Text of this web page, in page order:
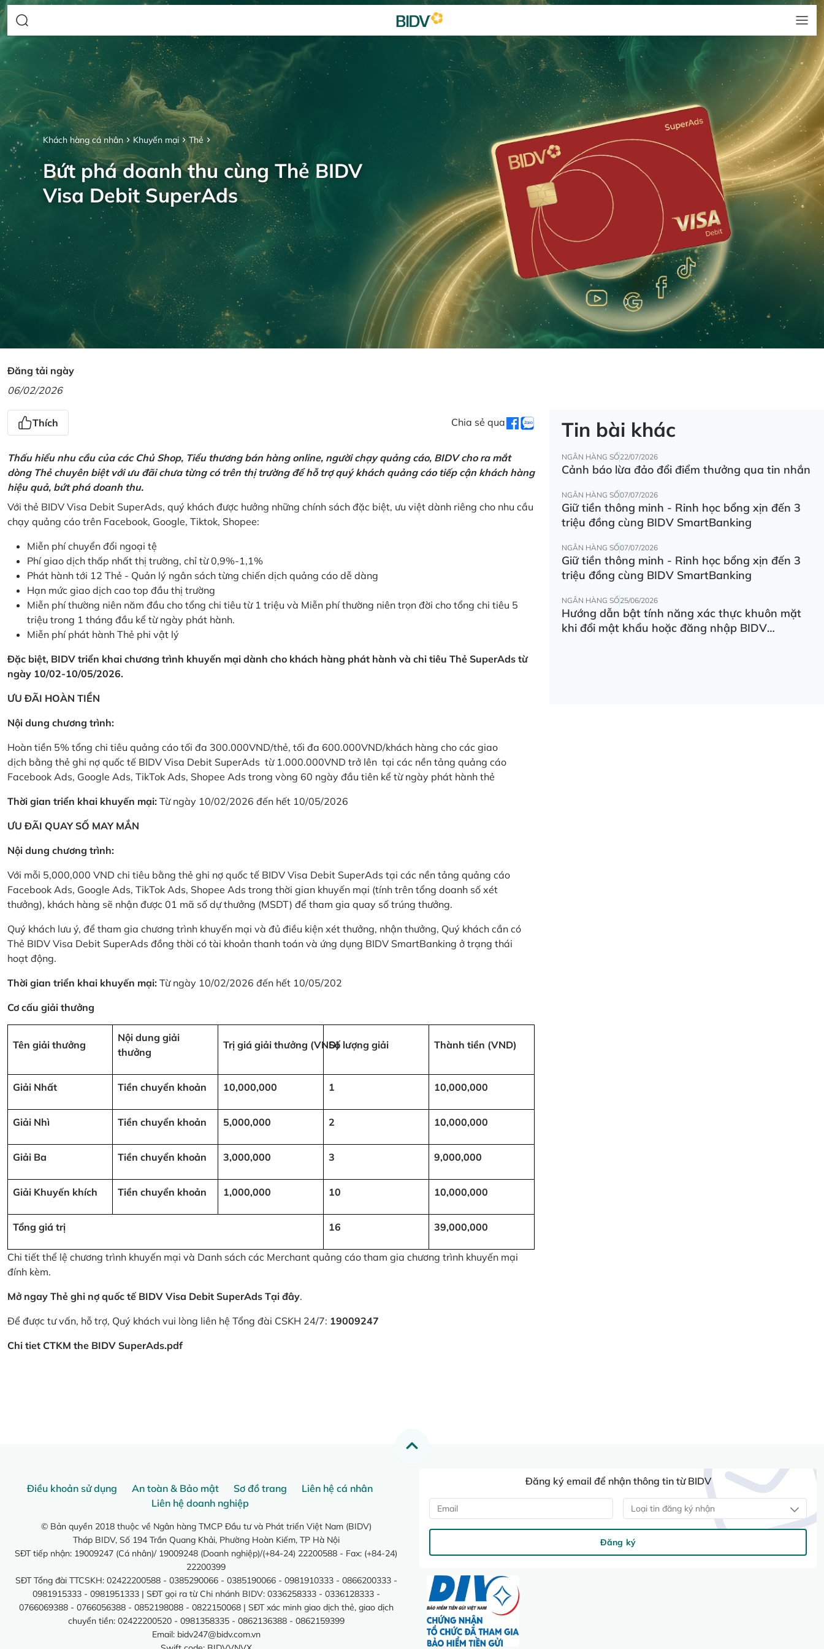
Khách hàng cá nhân Khuyến mại Thẻ
Bứt phá doanh thu cùng Thẻ BIDV
Visa Debit SuperAds
Đăng tải ngày
06/02/2026
Thích Chia sẻ qua
Thấu hiểu nhu cầu của các Chủ Shop, Tiểu thương bán hàng online, người chạy quảng cáo, BIDV cho ra mắt
dòng Thẻ chuyên biệt với ưu đãi chưa từng có trên thị trường để hỗ trợ quý khách quảng cáo tiếp cận khách hàng
hiệu quả, bứt phá doanh thu.
Với thẻ BIDV Visa Debit SuperAds, quý khách được hưởng những chính sách đặc biệt, ưu việt dành riêng cho nhu cầu
chạy quảng cáo trên Facebook, Google, Tiktok, Shopee:
Miễn phí chuyển đổi ngoại tệ
Phí giao dịch thấp nhất thị trường, chỉ từ 0,9%-1,1%
Phát hành tới 12 Thẻ - Quản lý ngân sách từng chiến dịch quảng cáo dễ dàng
Hạn mức giao dịch cao top đầu thị trường
Miễn phí thường niên năm đầu cho tổng chi tiêu từ 1 triệu và Miễn phí thường niên trọn đời cho tổng chi tiêu 5
triệu trong 1 tháng đầu kể từ ngày phát hành.
Miễn phí phát hành Thẻ phi vật lý
Đặc biệt, BIDV triển khai chương trình khuyến mại dành cho khách hàng phát hành và chi tiêu Thẻ SuperAds từ
ngày 10/02-10/05/2026.
ƯU ĐÃI HOÀN TIỀN
Nội dung chương trình:
Hoàn tiền 5% tổng chi tiêu quảng cáo tối đa 300.000VND/thẻ, tối đa 600.000VND/khách hàng cho các giao
dịch bằng thẻ ghi nợ quốc tế BIDV Visa Debit SuperAds từ 1.000.000VND trở lên tại các nền tảng quảng cáo
Facebook Ads, Google Ads, TikTok Ads, Shopee Ads trong vòng 60 ngày đầu tiên kể từ ngày phát hành thẻ
Thời gian triển khai khuyến mại: Từ ngày 10/02/2026 đến hết 10/05/2026
ƯU ĐÃI QUAY SỐ MAY MẮN
Nội dung chương trình:
Với mỗi 5,000,000 VND chi tiêu bằng thẻ ghi nợ quốc tế BIDV Visa Debit SuperAds tại các nền tảng quảng cáo
Facebook Ads, Google Ads, TikTok Ads, Shopee Ads trong thời gian khuyến mại (tính trên tổng doanh số xét
thưởng), khách hàng sẽ nhận được 01 mã số dự thưởng (MSDT) để tham gia quay số trúng thưởng.
Quý khách lưu ý, để tham gia chương trình khuyến mại và đủ điều kiện xét thưởng, nhận thưởng, Quý khách cần có
Thẻ BIDV Visa Debit SuperAds đồng thời có tài khoản thanh toán và ứng dụng BIDV SmartBanking ở trạng thái
hoạt động.
Thời gian triển khai khuyến mại: Từ ngày 10/02/2026 đến hết 10/05/202
Cơ cấu giải thưởng
Tên giải thưởng
Nội dung giải
thưởng
Trị giá giải thưởng (VND)Số lượng giải Thành tiền (VND)
Giải Nhất Tiền chuyển khoản 10,000,000 1 10,000,000
Giải Nhì Tiền chuyển khoản 5,000,000 2 10,000,000
Giải Ba Tiền chuyển khoản 3,000,000 3 9,000,000
Giải Khuyến khích Tiền chuyển khoản 1,000,000 10 10,000,000
Tổng giá trị 16 39,000,000
Chi tiết thể lệ chương trình khuyến mại và Danh sách các Merchant quảng cáo tham gia chương trình khuyến mại
đính kèm.
Mở ngay Thẻ ghi nợ quốc tế BIDV Visa Debit SuperAds Tại đây.
Để được tư vấn, hỗ trợ, Quý khách vui lòng liên hệ Tổng đài CSKH 24/7: 19009247
Chi tiet CTKM the BIDV SuperAds.pdf
Tin bài khác
NGÂN HÀNG SỐ22/07/2026
Cảnh báo lừa đảo đổi điểm thưởng qua tin nhắn
NGÂN HÀNG SỐ07/07/2026
Giữ tiền thông minh - Rinh học bổng xịn đến 3
triệu đồng cùng BIDV SmartBanking
NGÂN HÀNG SỐ07/07/2026
Giữ tiền thông minh - Rinh học bổng xịn đến 3
triệu đồng cùng BIDV SmartBanking
NGÂN HÀNG SỐ25/06/2026
Hướng dẫn bật tính năng xác thực khuôn mặt
khi đổi mật khẩu hoặc đăng nhập BIDV
Điều khoản sử dụng An toàn & Bảo mật Sơ đồ trang
Liên hệ cá nhân
Liên hệ doanh nghiệp
© Bản quyền 2018 thuộc về Ngân hàng TMCP Đầu tư và Phát triển Việt Nam (BIDV)
Tháp BIDV, Số 194 Trần Quang Khải, Phường Hoàn Kiếm, TP Hà Nội
SĐT tiếp nhận: 19009247 (Cá nhân)/ 19009248 (Doanh nghiệp)/(+84-24) 22200588 - Fax: (+84-24)
22200399
SĐT Tổng đài TTCSKH: 02422200588 - 0385290066 - 0385190066 - 0981910333 - 0866200333 -
0981915333 - 0981951333 | SĐT gọi ra từ Chi nhánh BIDV: 0336258333 - 0336128333 -
0766069388 - 0766056388 - 0852198088 - 0822150068 | SĐT xác minh giao dịch thẻ, giao dịch
chuyển tiền: 02422200520 - 0981358335 - 0862136388 - 0862159399
Email: bidv247@bidv.com.vn
Đăng ký email để nhận thông tin từ BIDV
Loại tin đăng ký nhận
Đăng ký